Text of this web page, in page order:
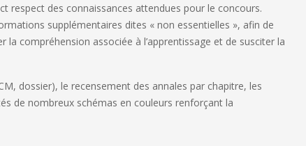
respect des connaissances attendues pour le concours.
supplémentaires dites « non essentielles », afin de
compréhension associée à l’apprentissage et de susciter la
dossier), le recensement des annales par chapitre, les
de nombreux schémas en couleurs renforçant la